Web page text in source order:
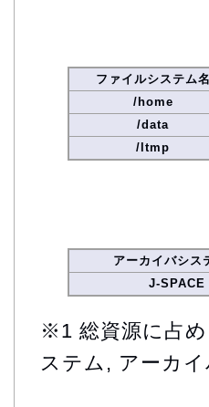
ファイルシステム名
/home
/data
/ltmp
アーカイバシス
J-SPACE
※1 総資源に占
ステム, アーカ